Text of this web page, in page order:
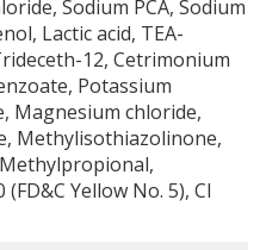
Sodium PCA, Sodium
Lactic acid, TEA-
12, Cetrimonium
Potassium
Magnesium chloride,
Methylisothiazolinone,
Yellow No. 5), CI